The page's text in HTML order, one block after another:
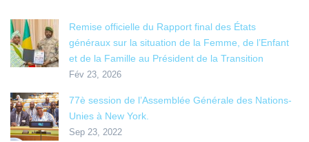
Remise officielle du Rapport final des États
généraux sur la situation de la Femme, de l’Enfant
et de la Famille au Président de la Transition
Fév 23, 2026
77è session de l’Assemblée Générale des Nations-
Unies à New York.
Sep 23, 2022